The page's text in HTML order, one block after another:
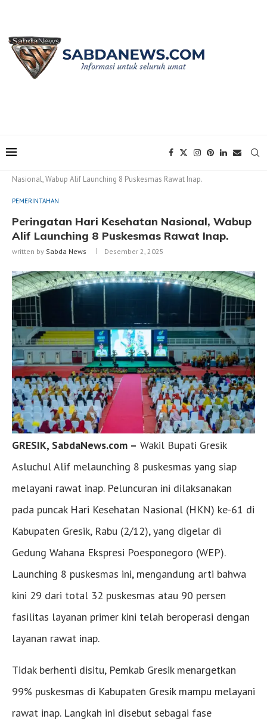
Nasional, Wabup Alif Launching 8 Puskesmas Rawat Inap.
PEMERINTAHAN
Peringatan Hari Kesehatan Nasional, Wabup
Alif Launching 8 Puskesmas Rawat Inap.
written by Sabda News Desember 2, 2025
GRESIK, SabdaNews.com – Wakil Bupati Gresik
Asluchul Alif melaunching 8 puskesmas yang siap
melayani rawat inap. Peluncuran ini dilaksanakan
pada puncak Hari Kesehatan Nasional (HKN) ke-61 di
Kabupaten Gresik, Rabu (2/12), yang digelar di
Gedung Wahana Ekspresi Poesponegoro (WEP).
Launching 8 puskesmas ini, mengandung arti bahwa
kini 29 dari total 32 puskesmas atau 90 persen
fasilitas layanan primer kini telah beroperasi dengan
layanan rawat inap.
Tidak berhenti disitu, Pemkab Gresik menargetkan
99% puskesmas di Kabupaten Gresik mampu melayani
rawat inap. Langkah ini disebut sebagai fase